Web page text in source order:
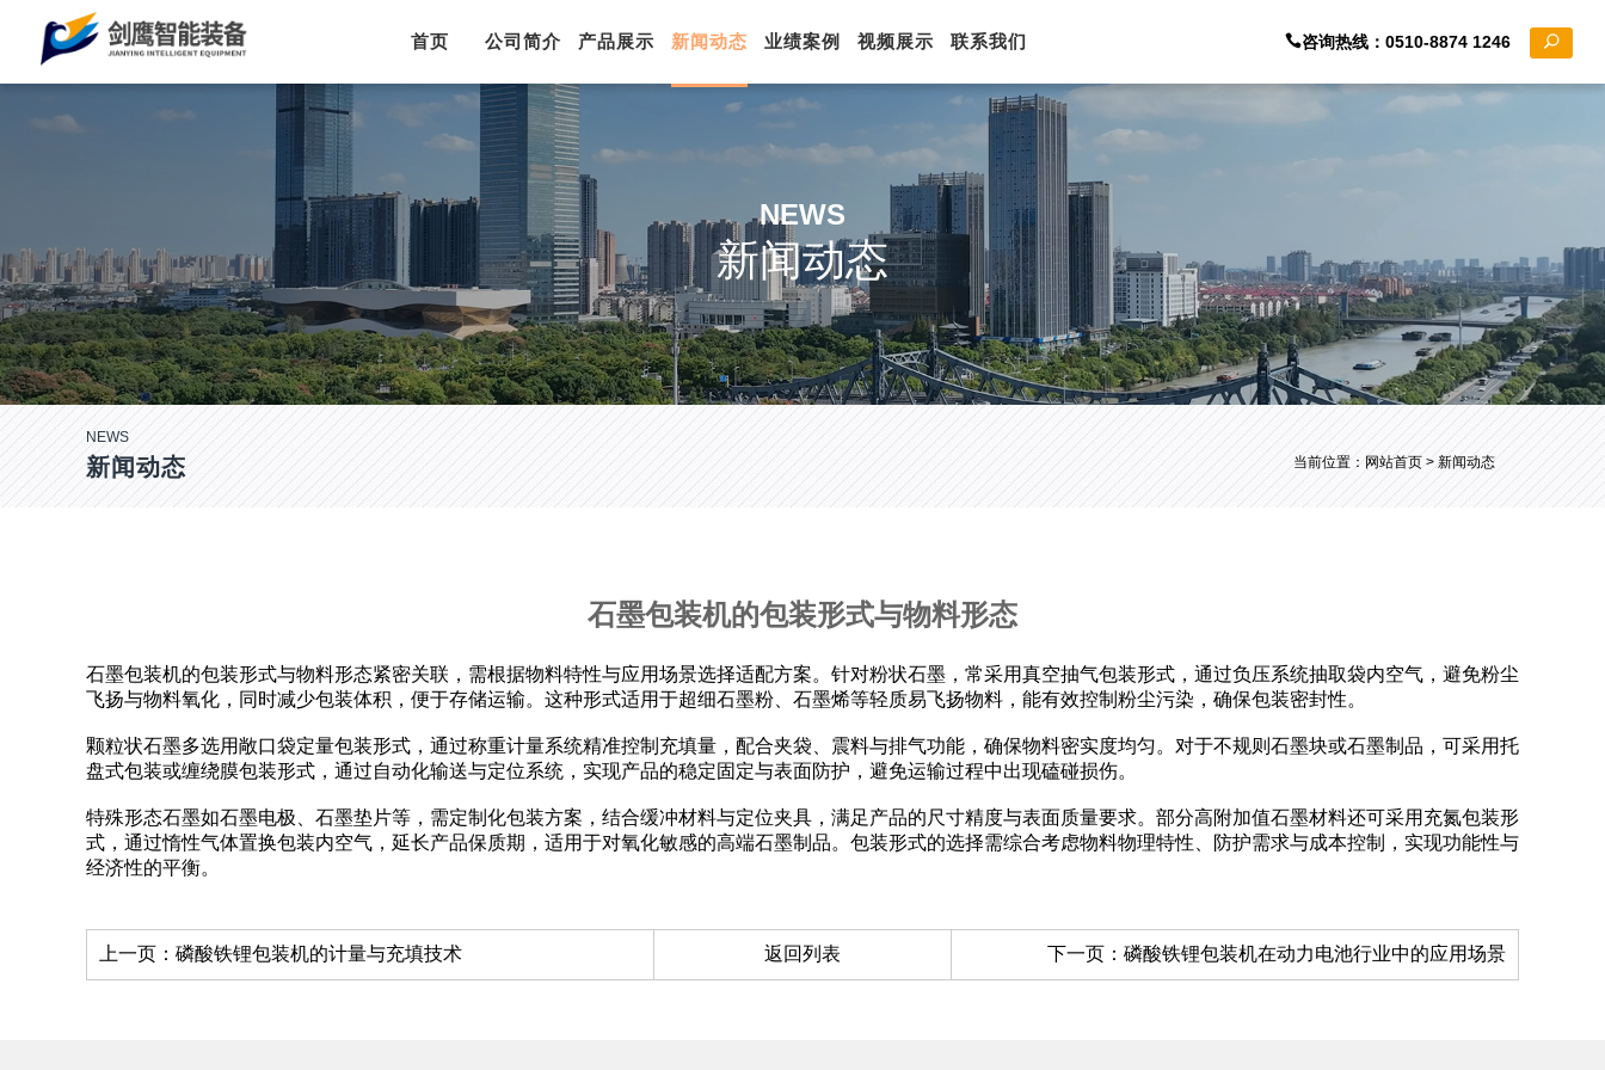
首页 公司简介 产品展示 新闻动态 业绩案例 视频展示 联系我们 咨询热线：0510-8874 1246
NEWS
新闻动态
NEWS
新闻动态 当前位置：网站首页 > 新闻动态
石墨包装机的包装形式与物料形态
石墨包装机的包装形式与物料形态紧密关联，需根据物料特性与应用场景选择适配方案。针对粉状石墨，常采用真空抽气包装形式，通过负压系统抽取袋内空气，避免粉尘
飞扬与物料氧化，同时减少包装体积，便于存储运输。这种形式适用于超细石墨粉、石墨烯等轻质易飞扬物料，能有效控制粉尘污染，确保包装密封性。
颗粒状石墨多选用敞口袋定量包装形式，通过称重计量系统精准控制充填量，配合夹袋、震料与排气功能，确保物料密实度均匀。对于不规则石墨块或石墨制品，可采用托
盘式包装或缠绕膜包装形式，通过自动化输送与定位系统，实现产品的稳定固定与表面防护，避免运输过程中出现磕碰损伤。
特殊形态石墨如石墨电极、石墨垫片等，需定制化包装方案，结合缓冲材料与定位夹具，满足产品的尺寸精度与表面质量要求。部分高附加值石墨材料还可采用充氮包装形
式，通过惰性气体置换包装内空气，延长产品保质期，适用于对氧化敏感的高端石墨制品。包装形式的选择需综合考虑物料物理特性、防护需求与成本控制，实现功能性与
经济性的平衡。
上一页： 磷酸铁锂包装机的计量与充填技术 返回列表 下一页：磷酸铁锂包装机在动力电池行业中的应用场景